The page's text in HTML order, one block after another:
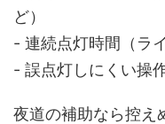
ど）
- 連続点灯時間（ラ
- 誤点灯しにくい操
夜道の補助なら控え